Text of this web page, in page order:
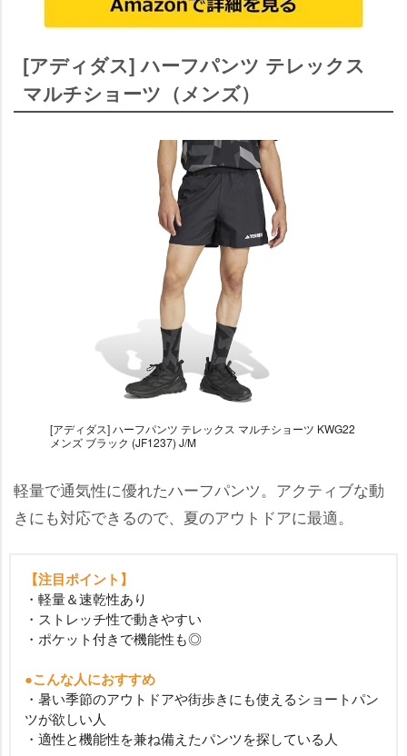
[アディダス] ハーフパンツ テレックス
マルチショーツ（メンズ）
[アディダス] ハーフパンツ テレックス マルチショーツ KWG22
メンズ ブラック (JF1237) J/M
軽量で通気性に優れたハーフパンツ。アクティブな動
きにも対応できるので、夏のアウトドアに最適。
【注目ポイント】
・軽量＆速乾性あり
・ストレッチ性で動きやすい
・ポケット付きで機能性も◎
●こんな人におすすめ
・暑い季節のアウトドアや街歩きにも使えるショートパン
ツが欲しい人
・適性と機能性を兼ね備えたパンツを探している人